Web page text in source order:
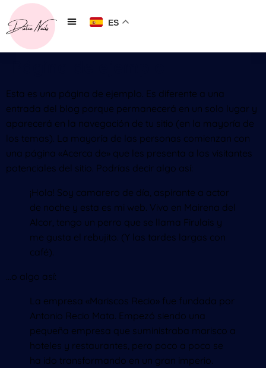
contenido
ES
Esta es una página de ejemplo. Es diferente a una
entrada del blog porque permanecerá en un solo lugar y
aparecerá en la navegación de tu sitio (en la mayoría de
los temas). La mayoría de las personas comienzan con
una página «Acerca de» que les presenta a los visitantes
potenciales del sitio. Podrías decir algo así:
¡Hola! Soy camarero de día, aspirante a actor
de noche y esta es mi web. Vivo en Mairena del
Alcor, tengo un perro que se llama Firulais y
me gusta el rebujito. (Y las tardes largas con
café).
…o algo así:
La empresa «Mariscos Recio» fue fundada por
Antonio Recio Mata. Empezó siendo una
pequeña empresa que suministraba marisco a
hoteles y restaurantes, pero poco a poco se
ha ido transformando en un gran imperio.